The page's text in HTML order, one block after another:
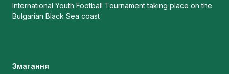
International Youth Football Tournament taking place on the
Bulgarian Black Sea coast
Змагання